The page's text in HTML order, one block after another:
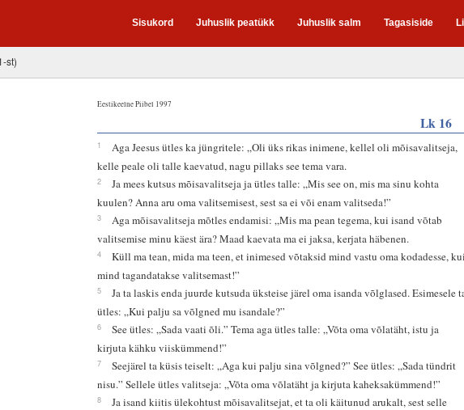
Sisukord Juhuslik peatükk Juhuslik salm Tagasiside
st)
Eestikeelne Piibel 1997
Lk 16
1
Aga Jeesus ütles ka jüngritele: „Oli üks rikas inimene, kellel oli mõisavalitseja,
kelle peale oli talle kaevatud, nagu pillaks see tema vara.
2
Ja mees kutsus mõisavalitseja ja ütles talle: „Mis see on, mis ma sinu kohta
kuulen? Anna aru oma valitsemisest, sest sa ei või enam valitseda!”
3
Aga mõisavalitseja mõtles endamisi: „Mis ma pean tegema, kui isand võtab
valitsemise minu käest ära? Maad kaevata ma ei jaksa, kerjata häbenen.
4
Küll ma tean, mida ma teen, et inimesed võtaksid mind vastu oma kodadesse, kui
mind tagandatakse valitsemast!”
5
Ja ta laskis enda juurde kutsuda üksteise järel oma isanda võlglased. Esimesele
ütles: „Kui palju sa võlgned mu isandale?”
6
See ütles: „Sada vaati õli.” Tema aga ütles talle: „Võta oma võlatäht, istu ja
kirjuta kähku viiskümmend!”
7
Seejärel ta küsis teiselt: „Aga kui palju sina võlgned?” See ütles: „Sada tündrit
nisu.” Sellele ütles valitseja: „Võta oma võlatäht ja kirjuta kaheksakümmend!”
8
Ja isand kiitis ülekohtust mõisavalitsejat, et ta oli käitunud arukalt, sest selle